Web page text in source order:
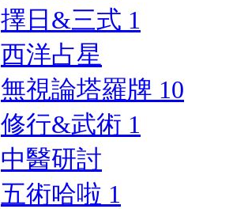
擇日&三式 1
西洋占星
無視論塔羅牌 10
修行&武術 1
中醫研討
五術哈啦 1